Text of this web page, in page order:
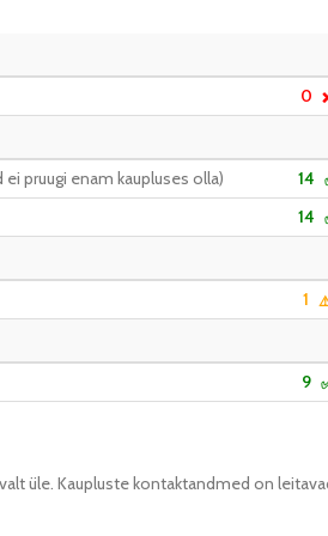
0
pruugi enam kaupluses olla)
14
14
1
9
üle. Kaupluste kontaktandmed on